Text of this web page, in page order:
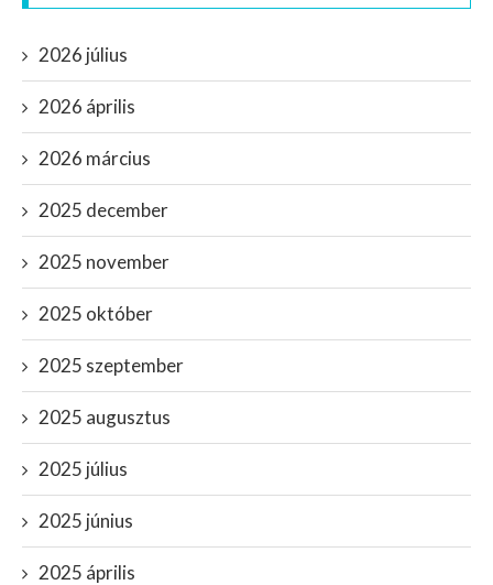
2026 július
2026 április
2026 március
2025 december
2025 november
2025 október
2025 szeptember
2025 augusztus
2025 július
2025 június
2025 április